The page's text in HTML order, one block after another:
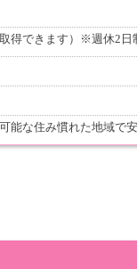
得できます）※週休2日
能な住み慣れた地域で